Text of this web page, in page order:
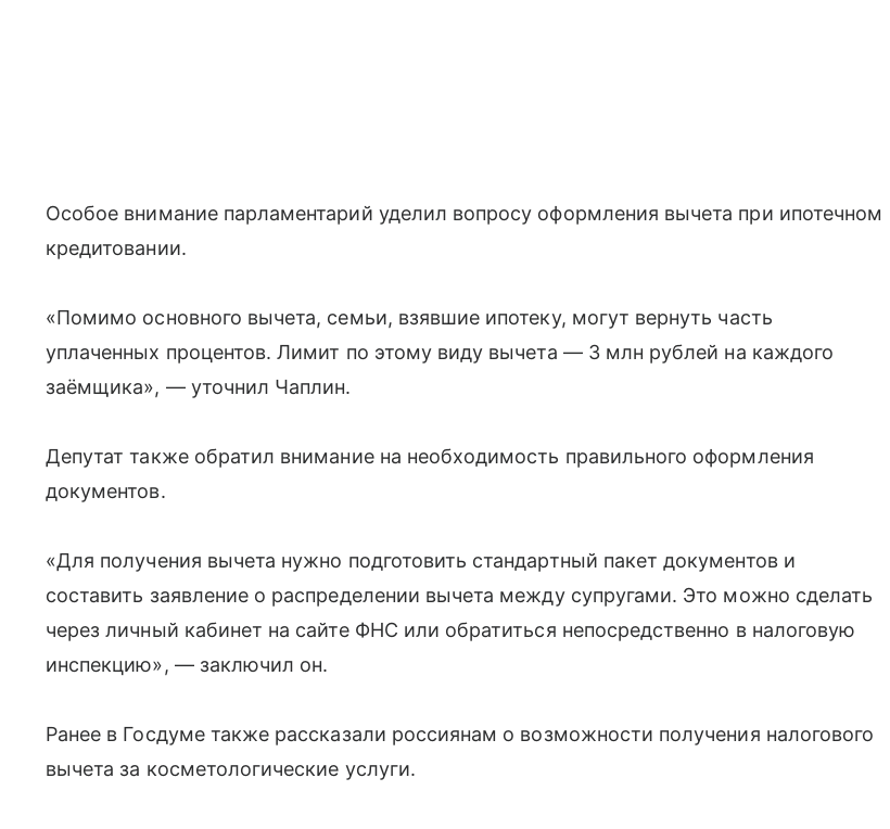
Особое внимание парламентарий уделил вопросу оформления вычета при ипотечном
кредитовании.
«Помимо основного вычета, семьи, взявшие ипотеку, могут вернуть часть
уплаченных процентов. Лимит по этому виду вычета — 3 млн рублей на каждого
заёмщика», — уточнил Чаплин.
Депутат также обратил внимание на необходимость правильного оформления
документов.
«Для получения вычета нужно подготовить стандартный пакет документов и
составить заявление о распределении вычета между супругами. Это можно сделать
через личный кабинет на сайте ФНС или обратиться непосредственно в налоговую
инспекцию», — заключил он.
Ранее в Госдуме также рассказали россиянам о возможности получения налогового
вычета за косметологические услуги.